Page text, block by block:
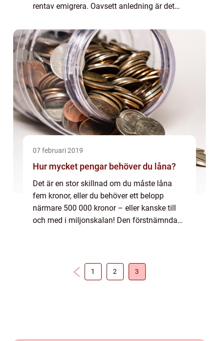
rentav emigrera. Oavsett anledning är det
många väntar f...
07 februari 2019
Hur mycket pengar behöver du låna?
Det är en stor skillnad om du måste låna
fem kronor, eller du behöver ett belopp
närmare 500 000 kronor – eller kanske till
och med i miljonskalan! Den förstnämnda
1 2 3